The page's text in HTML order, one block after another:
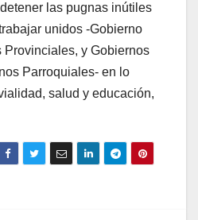
las pugnas inútiles
unidos -Gobierno
Provinciales, y Gobiernos
Parroquiales- en lo
salud y educación,